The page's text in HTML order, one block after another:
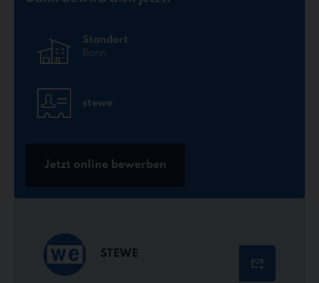
Standort
Bonn
stewe
Jetzt online bewerben
STEWE